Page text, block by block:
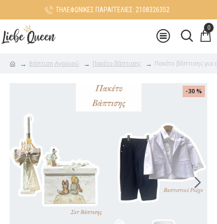
ΤΗΛΕΦΩΝΙΚΕΣ ΠΑΡΑΓΓΕΛΙΕΣ: 2108326352
0
Βάπτιση Αγοριού Πακέτο βάπτισης Πακέτο βάπτισης για
-30 %